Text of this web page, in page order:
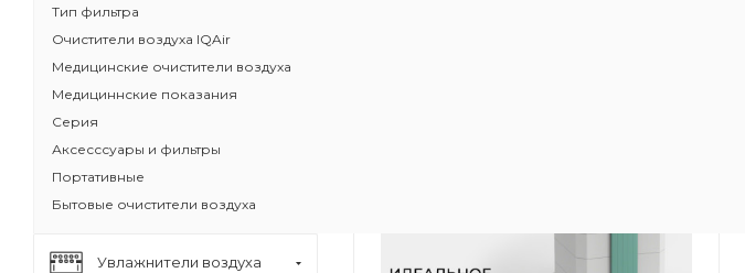
Тип фильтра
Очистители воздуха IQAir
Медицинские очистители воздуха
Медициннские показания
Серия
Аксесссуары и фильтры
Портативные
Бытовые очистители воздуха
Увлажнители воздуха